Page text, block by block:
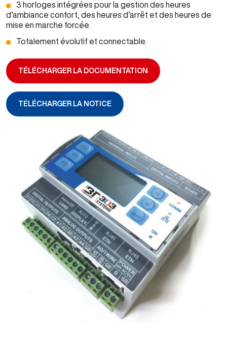
3 horloges intégrées pour la gestion des heures
d’ambiance confort, des heures d’arrêt et des heures de
mise en marche forcée.
Totalement évolutif et connectable.
TÉLÉCHARGER LA DOCUMENTATION
TÉLÉCHARGER LA NOTICE